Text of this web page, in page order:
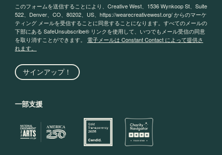
このフォームを送信することにより、Creative West、1536 Wynkoop St、Suite
522、Denver、CO、80202、US、https://wearecreativewest.org/ からのマーケ
ティング メールを受信することに同意することになります。すべてのメールの
下部にある SafeUnsubscribe® リンクを使用して、いつでもメール受信の同意
を取り消すことができます。 電子メールは Constant Contact によって提供さ
れます。
サインアップ！
一部支援